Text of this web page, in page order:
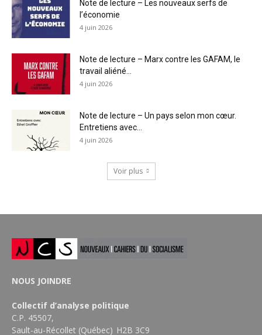
Note de lecture – Les nouveaux serfs de
l’économie
4 juin 2026
Note de lecture – Marx contre les GAFAM, le
travail aliéné...
4 juin 2026
Note de lecture – Un pays selon mon cœur.
Entretiens avec...
4 juin 2026
Voir plus
NOUS JOINDRE
Collectif d’analyse politique
C.P. 45507,
Sault-au-Récollet (Québec) H2B 3C9